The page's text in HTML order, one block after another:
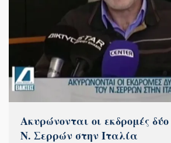
Ακυρώνονται οι εκδρομές
Ν. Σερρών στην Ιταλία